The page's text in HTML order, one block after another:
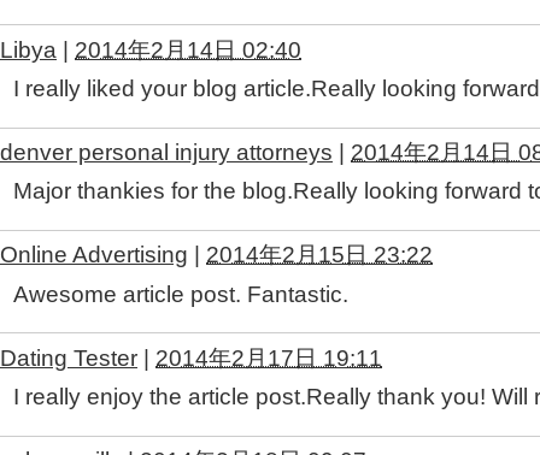
Libya | 2014年2月14日 02:40
I really liked your blog article.Really looking
denver personal injury attorneys
2014年2月14日
Major thankies for the blog.Really looking forward
Online Advertising
2014年2月15日 23:22
Awesome article post. Fantastic.
Dating Tester | 2014年2月17日 19:11
I really enjoy the article post.Really thank you! Will